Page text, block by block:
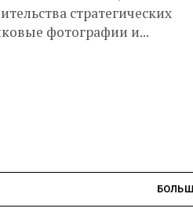
стратегических
фотографии и...